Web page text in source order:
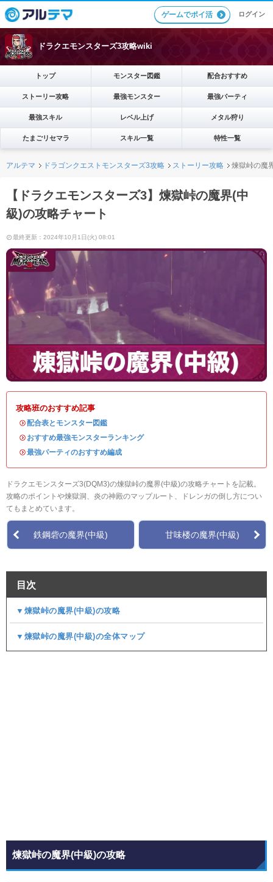
ゲームでポイ活 ログイン
ドラクエモンスターズ3攻略wiki
トップ モンスター図鑑 配合おすすめ
ストーリー攻略 最強モンスター 最強パーティ
最強スキル レベル上げ メタル狩り
たまごリセマラ スキル一覧 特性一覧
アルテマ ドラゴンクエストモンスターズ3攻略 ストーリー攻略 煉獄峠の魔
【ドラクエモンスターズ3】煉獄峠の魔界(中
級)の攻略チャート
最終更新：2024年10月1日(火) 08:01
攻略班のおすすめ記事
・配合表とモンスター図鑑
・ おすすめ最強モンスターランキング
・最強パーティのおすすめ編成
ドラクエモンスターズ3(DQM3)の煉獄峠の魔界(中級)の攻略チャートを記載。
攻略のポイントや煉獄洞、炎の神殿のマップルート、ドレンガの倒し方につい
てもまとめています。
鉄鋼砦の魔界(中級) 甘味楼の魔界(中級)
目次
▼煉獄峠の魔界(中級)の攻略
▼煉獄峠の魔界(中級)の全体マップ
煉獄峠の魔界(中級)の攻略